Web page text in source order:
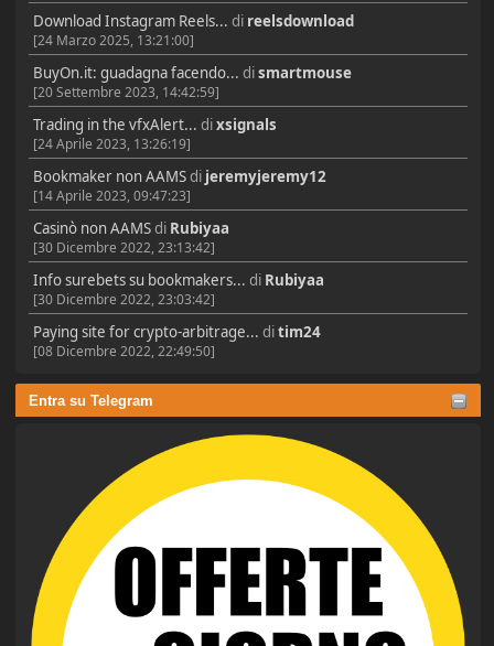
Download Instagram Reels... di reelsdownload
[24 Marzo 2025, 13:21:00]
BuyOn.it: guadagna facendo... dismartmouse
[20 Settembre 2023, 14:42:59]
Trading in the vfxAlert... dixsignals
[24 Aprile 2023, 13:26:19]
Bookmaker non AAMSdi jeremyjeremy12
[14 Aprile 2023, 09:47:23]
Casinò non AAMSdi Rubiyaa
[30 Dicembre 2022, 23:13:42]
Info surebets su bookmakers... di Rubiyaa
[30 Dicembre 2022, 23:03:42]
Paying site for crypto-arbitrage... ditim24
[08 Dicembre 2022, 22:49:50]
Entra su Telegram